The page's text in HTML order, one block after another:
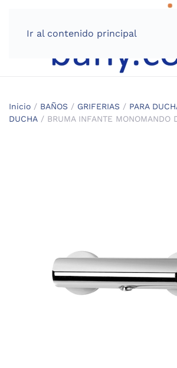
Ir al contenido principal
Inicio / BAÑOS / GRIFERIAS / PARA
DUCHA / BRUMA INFANTE MONOMANDO